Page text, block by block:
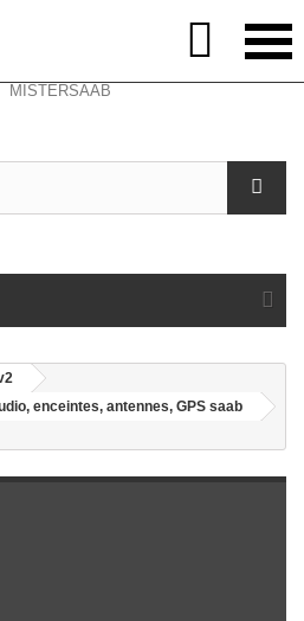
Connexion
enceintes, antennes, GPS saab
